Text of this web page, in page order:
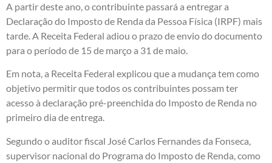
A partir deste ano, o contribuinte passará a entregar a
Declaração do Imposto de Renda da Pessoa Física (IRPF) mais
tarde. A Receita Federal adiou o prazo de envio do documento
para o período de 15 de março a 31 de maio.
Em nota, a Receita Federal explicou que a mudança tem como
objetivo permitir que todos os contribuintes possam ter
acesso à declaração pré-preenchida do Imposto de Renda no
primeiro dia de entrega.
Segundo o auditor fiscal José Carlos Fernandes da Fonseca,
supervisor nacional do Programa do Imposto de Renda, como